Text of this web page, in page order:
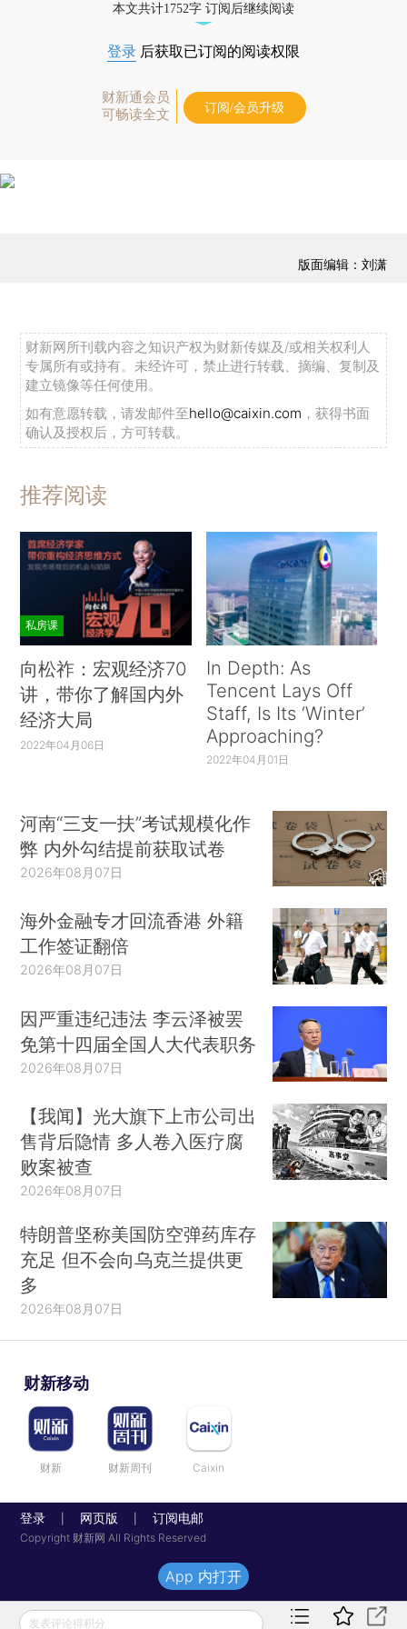
本文共计1752字 订阅后继续阅读
登录 后获取已订阅的阅读权限
财新通会员
可畅读全文
订阅/会员升级
版面编辑：刘潇
财新网所刊载内容之知识产权为财新传媒及/或相关权利人
专属所有或持有。未经许可，禁止进行转载、摘编、复制及
建立镜像等任何使用。
如有意愿转载，请发邮件至hello@caixin.com ，获得书面
确认及授权后，方可转载。
推荐阅读
私房课
向松祚：宏观经济70
讲，带你了解国内外
经济大局
2022年04月06日
In Depth: As
Tencent Lays Off
Staff, Is Its ‘Winter’
Approaching?
2022年04月01日
河南“三支一扶”考试规模化作
弊 内外勾结提前获取试卷
2026年08月07日
海外金融专才回流香港 外籍
工作签证翻倍
2026年08月07日
因严重违纪违法 李云泽被罢
免第十四届全国人大代表职务
2026年08月07日
【我闻】光大旗下上市公司出
售背后隐情 多人卷入医疗腐
败案被查
2026年08月07日
特朗普坚称美国防空弹药库存
充足 但不会向乌克兰提供更
多
2026年08月07日
财新移动
财新 财新周刊 Caixin
登录 网页版 订阅电邮
Copyright 财新网 All Rights Reserved
发表评论得积分
App 内打开